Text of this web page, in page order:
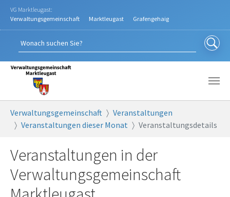
Zum Hauptinhalt springen
VG Marktleugast:
Verwaltungsgemeinschaft
Marktleugast Grafengehaig
Verwaltungsgemeinschaft
Veranstaltungen
Veranstaltungen dieser Monat
Veranstaltungsdetails
Veranstaltungen in der
Verwaltungsgemeinschaft